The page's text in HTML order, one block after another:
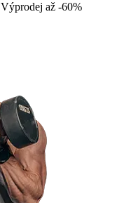
Výprodej až -60%